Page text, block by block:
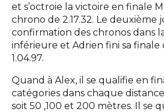
et s’octroie la victoire en finale
chrono de 2.17.32. Le deuxième
confirmation des chronos dans
inférieure et Adrien fini sa finale
1.04.97.
Quand à Alex, il se qualifie en
catégories dans chaque
soit 50 ,100 et 200 mètres. Il se